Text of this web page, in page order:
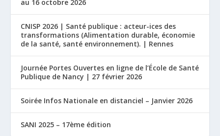
au 16 octobre 2026
CNISP 2026 | Santé publique : acteur-ices des
transformations (Alimentation durable, économie
de la santé, santé environnement). | Rennes
Journée Portes Ouvertes en ligne de l’École de Santé
Publique de Nancy | 27 février 2026
Soirée Infos Nationale en distanciel – Janvier 2026
SANI 2025 – 17ème édition